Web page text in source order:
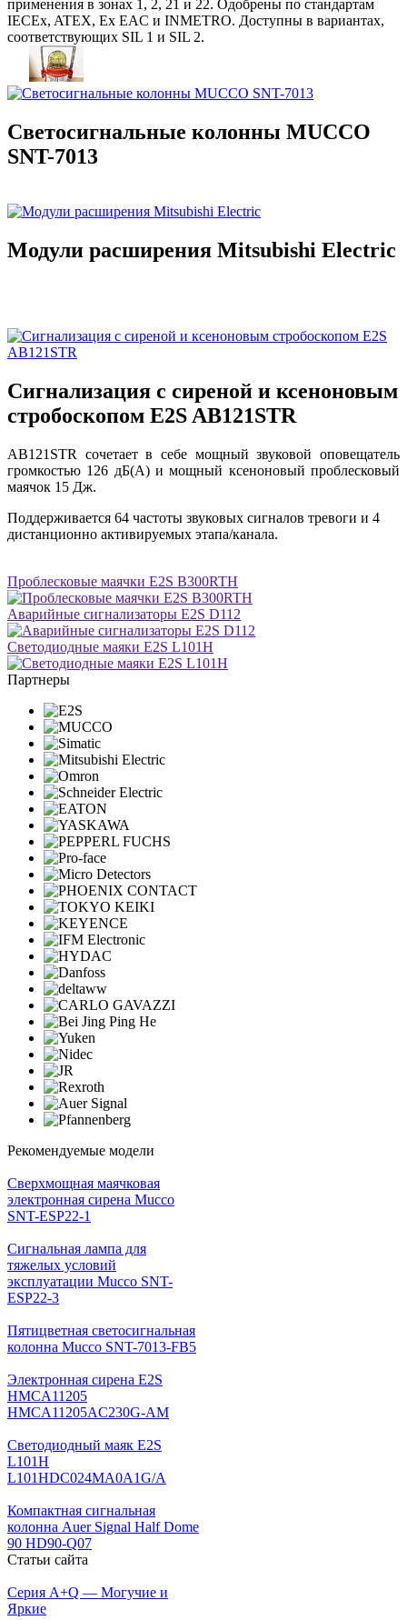
применения в зонах 1, 2, 21 и 22. Одобрены по стандартам
IECEx, ATEX, Ex EAC и INMETRO. Доступны в вариантах,
соответствующих SIL 1 и SIL 2.
Светосигнальные колонны MUCCO
SNT-7013
Модули расширения Mitsubishi Electric
Сигнализация с сиреной и ксеноновым
стробоскопом E2S AB121STR
AB121STR сочетает в себе мощный звуковой оповещатель
громкостью 126 дБ(A) и мощный ксеноновый проблесковый
маячок 15 Дж.
Поддерживается 64 частоты звуковых сигналов тревоги и 4
дистанционно активируемых этапа/канала.
Проблесковые маячки E2S B300RTH
Аварийные сигнализаторы E2S D112
Светодиодные маяки E2S L101H
Партнеры
Рекомендуемые модели
Cверхмощная маячковая
электронная сирена Mucco
SNT-ESP22-1
Сигнальная лампа для
тяжелых условий
эксплуатации Mucco SNT-
ESP22-3
Пятицветная светосигнальная
колонна Mucco SNT-7013-FB5
Электронная сирена E2S
HMCA11205
HMCA11205AC230G-AM
Светодиодный маяк E2S
L101H
L101HDC024MA0A1G/A
Компактная сигнальная
колонна Auer Signal Half Dome
90 HD90-Q07
Статьи сайта
Серия A+Q — Могучие и
Яркие